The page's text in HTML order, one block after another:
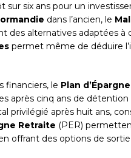
sur six ans pour un
dans l’ancien, le
des alternatives adaptées à
permet même de déduire
financiers, le Plan
après cinq ans de
privilégié après huit ans,
Retraite (PER)
offrant des options de sortie